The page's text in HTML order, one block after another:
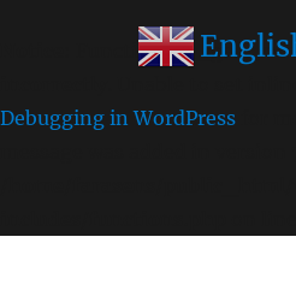
: Function
Debugging in WordPress